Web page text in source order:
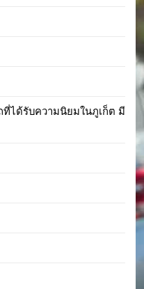
ที่ได้รับความนิยมในภูเก็ต มี